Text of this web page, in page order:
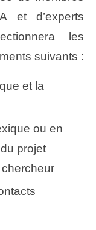
et d’experts
les
suivants :
et la
ou en
projet